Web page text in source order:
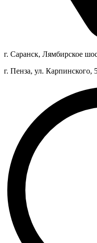
г. Саранск, Лямбирское
г. Пенза, ул. Карпинского,